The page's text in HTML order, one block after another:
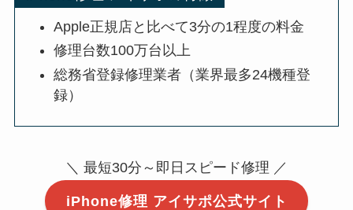
Apple正規店と比べて3分の1程度の料金
修理台数100万台以上
総務省登録修理業者（業界最多24機種登
録）
＼ 最短30分～即日スピード修理 ／
iPhone修理 アイサポ公式サイト